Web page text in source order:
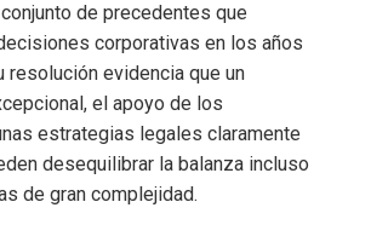
de precedentes que
corporativas en los años
resolución evidencia que un
el apoyo de los
estrategias legales claramente
desequilibrar la balanza incluso
de gran complejidad.